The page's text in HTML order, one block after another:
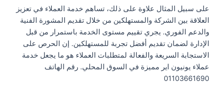
على سبيل المثال علاوة على ذلك، تساهم خدمة العملاء في تعزيز
العلاقة بين الشركة والمستهلكين من خلال تقديم المشورة الفنية
والدعم الفوري. يجري تقييم مستوى الخدمة باستمرار من قبل
الإدارة لضمان تقديم أفضل تجربة للمستهلكين. إن الحرص على
الاستجابة السريعة والفعالة لمتطلبات العملاء هو ما يجعل خدمة
عملاء يونيون اير مميزة في السوق المحلي. رقم الهاتف
01103661690